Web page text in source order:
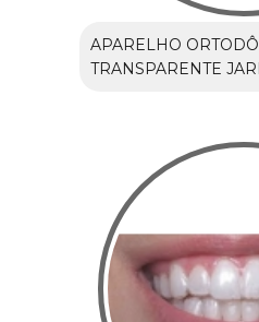
APARELHO
TRANSPARENTE